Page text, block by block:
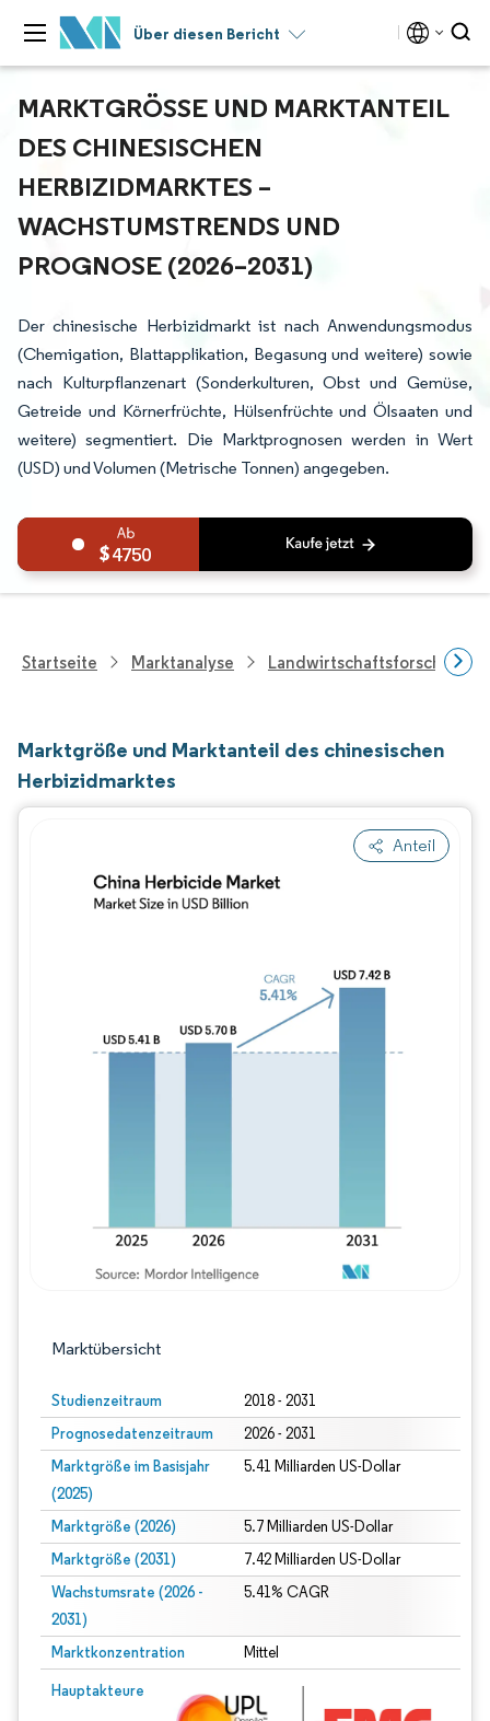
Über diesen Bericht
MARKTGRÖSSE UND MARKTANTEIL D
ES CHINESISCHEN H
ERBIZIDMARKTES – W
ACHSTUMSTRENDS UND P
ROGNOSE (2026–2031)
Der chinesische Herbizidmarkt ist nach Anwendungsmodus
(Chemigation, Blattapplikation, Begasung und weitere) sowie
nach Kulturpflanzenart (Sonderkulturen, Obst und Gemüse,
Getreide und Körnerfrüchte, Hülsenfrüchte und Ölsaaten und
weitere) segmentiert. Die Marktprognosen werden in Wert
(USD) und Volumen (Metrische Tonnen) angegeben.
4750
Startseite Marktanalyse Landwirtschaftsforschung
Marktgröße und Marktanteil des chinesischen
Herbizidmarktes
Anteil
Marktübersicht
Studienzeitraum 2018 - 2031
Prognosedatenzeitraum 2026 - 2031
Marktgröße im Basisjahr
(2025)
5.41 Milliarden US-Dollar
Marktgröße (2026) 5.7 Milliarden US-Dollar
Marktgröße (2031) 7.42 Milliarden US-Dollar
Wachstumsrate (2026 -
2031)
5.41% CAGR
Marktkonzentration Mittel
Hauptakteure
Bild © Mordor Intelligence. Wiederverwendung erfordert Namensnennung